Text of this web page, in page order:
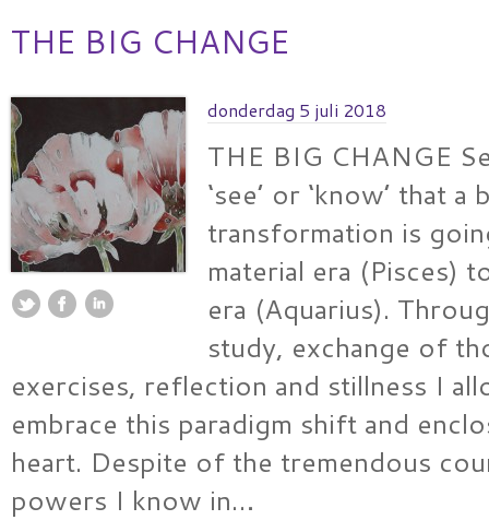
THE BIG CHANGE
donderdag 5 juli 2018
THE BIG CHANGE
‘see’ or ‘know’ that a
transformation is
material era (Pisces)
era (Aquarius).
study, exchange of
exercises, reflection and stillness I
embrace this paradigm shift and
heart. Despite of the tremendous
powers I know in…